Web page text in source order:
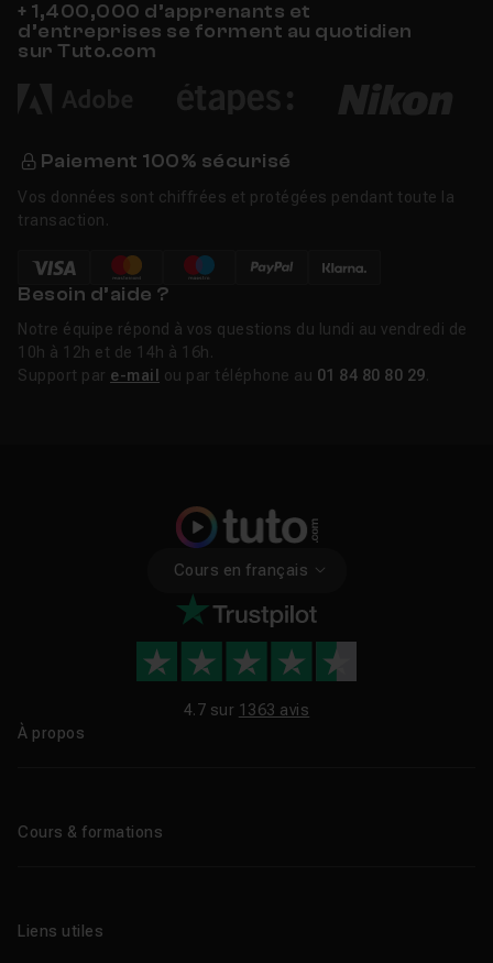
+ 1,400,000 d’apprenants et
d’entreprises se forment au quotidien
sur Tuto.com
Paiement 100% sécurisé
Vos données sont chiffrées et protégées pendant toute la
transaction.
Besoin d’aide ?
Notre équipe répond à vos questions du lundi au vendredi de
10h à 12h et de 14h à 16h.
Support par e-mail ou par téléphone au 01 84 80 80 29
Cours en français
4.7 sur 1363 avis
À propos
Cours & formations
Formations certifiantes
Liens utiles